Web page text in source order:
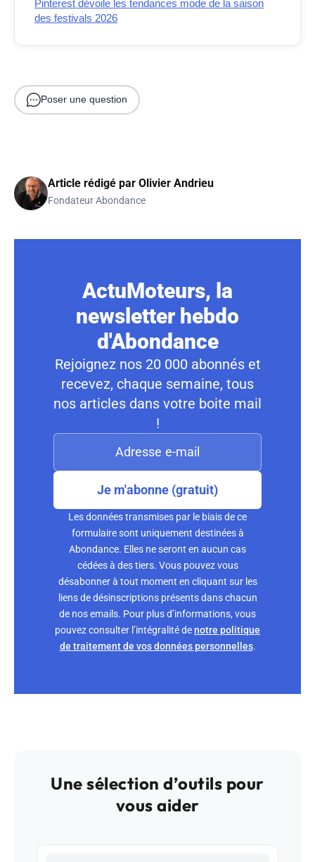
Pinterest dévoile les tendances mode de la saison
des festivals 2026
Poser une question
Article rédigé par Olivier Andrieu
Fondateur Abondance
ActuMoteurs, la
newsletter hebdo
d'Abondance
Rejoignez nos 20 000 abonnés et
recevez, chaque semaine, tous
nos articles dans votre boite mail
!
Je m'abonne (gratuit)
Les données transmises par le biais de ce
formulaire sont uniquement destinées à
Abondance. Elles ne seront en aucun cas
cédées à des tiers. Vous pouvez vous
désabonner à tout moment en cliquant sur les
liens de désinscriptions présents dans chacun
de nos emails. Pour plus d’informations, vous
pouvez consulter l’intégralité denotre politique
de traitement de vos données personnelles.
Une sélection d’outils pour
vous aider